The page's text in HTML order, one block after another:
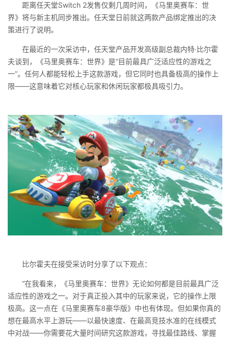
距离任天堂Switch 2发售仅剩几周时间，《马里奥赛车：世
界》将与新主机同步推出。任天堂日前就这两款产品绑定推出的决
策进行了说明。
在最近的一次采访中，任天堂产品开发高级副总裁内特·比尔霍
夫谈到，《马里奥赛车：世界》是“目前最具广泛适应性的游戏之
一”。任何人都能轻松上手这款游戏，但它同时也具备极高的操作上
限——这意味着它对核心玩家和休闲玩家都极具吸引力。
比尔霍夫在接受采访时分享了以下观点：
“在我看来，《马里奥赛车：世界》无论如何都是目前最具广泛
适应性的游戏之一。对于真正投入其中的玩家来说，它的操作上限
极高。这一点在《马里奥赛车8豪华版》中也有体现。但如果你真的
想在最高水平上游玩——以最快速度、在最高竞技水准的在线模式
中对战——你需要花大量时间研究这款游戏，寻找最佳路线、掌握